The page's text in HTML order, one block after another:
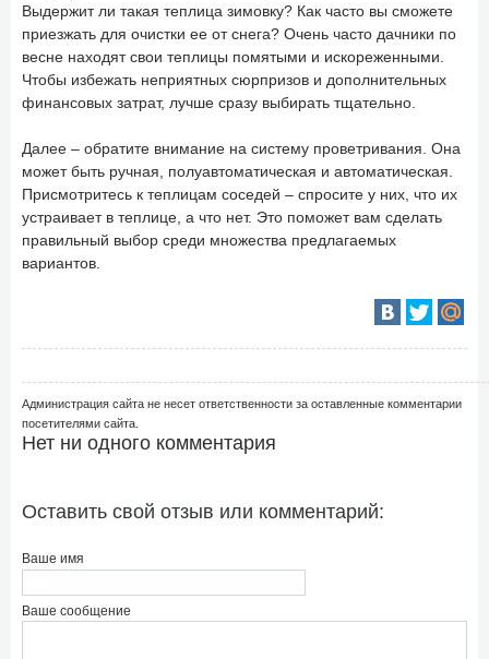
Выдержит ли такая теплица зимовку? Как часто вы сможете
приезжать для очистки ее от снега? Очень часто дачники по
весне находят свои теплицы помятыми и искореженными.
Чтобы избежать неприятных сюрпризов и дополнительных
финансовых затрат, лучше сразу выбирать тщательно.
Далее – обратите внимание на систему проветривания. Она
может быть ручная, полуавтоматическая и автоматическая.
Присмотритесь к теплицам соседей – спросите у них, что их
устраивает в теплице, а что нет. Это поможет вам сделать
правильный выбор среди множества предлагаемых
вариантов.
Администрация сайта не несет ответственности за оставленные комментарии
посетителями сайта.
Нет ни одного комментария
Оставить свой отзыв или комментарий:
Ваше имя
Ваше сообщение